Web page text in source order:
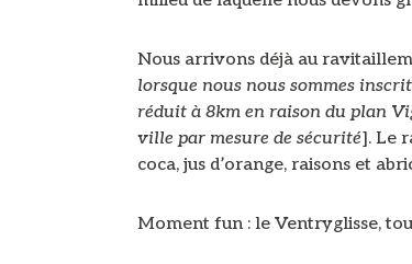
Nous arrivons déjà au
lorsque nous nous sommes
réduit à 8km en raison du plan
ville par mesure de sécurité]. Le
coca, jus d’orange, raisons et
Moment fun : le Ventryglisse,